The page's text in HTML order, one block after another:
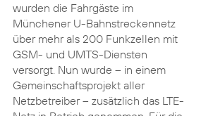
wurden die Fahrgäste im
Münchener U-Bahnstreckennetz
über mehr als 200 Funkzellen mit
GSM- und UMTS-Diensten
versorgt. Nun wurde – in einem
Gemeinschaftsprojekt aller
Netzbetreiber – zusätzlich das LTE-